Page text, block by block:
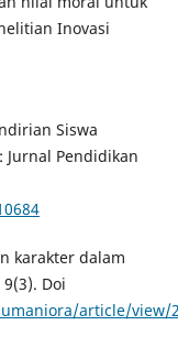
Inovasi
Siswa
Pendidikan
karakter dalam
Doi
article/view/